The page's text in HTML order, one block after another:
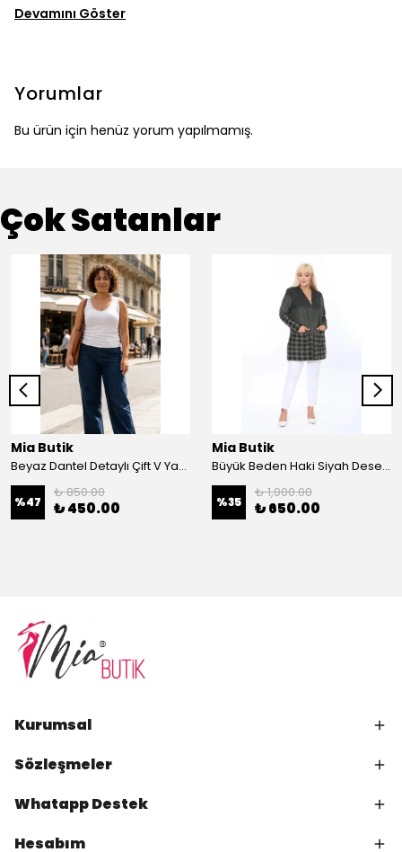
Devamını Göster
Yorumlar
Bu ürün için henüz yorum yapılmamış.
Çok Satanlar
Mia Butik
Beyaz Dantel Detaylı Çift V Yaka Karşkorse Esnek Bluz
%47
₺ 850.00
₺ 450.00
Mia Butik
Büyük Beden Haki Siyah Desenli Hırka
%35
₺ 1,000.00
₺ 650.00
Kurumsal
Sözleşmeler
Whatapp Destek
Hesabım